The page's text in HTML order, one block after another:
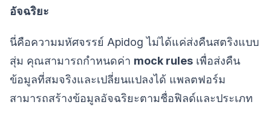
อัจฉริยะ
นี่คือความมหัศจรรย์ Apidog ไม่ได้แค่ส่งคืนสตริงแบบ
สุ่ม คุณสามารถกำหนดค่า mock rules เพื่อส่งคืน
ข้อมูลที่สมจริงและเปลี่ยนแปลงได้ แพลตฟอร์ม
สามารถสร้างข้อมูลอัจฉริยะตามชื่อฟิลด์และประเภท